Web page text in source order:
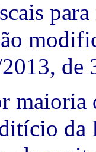
para
de
maioria
da